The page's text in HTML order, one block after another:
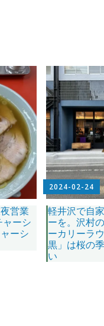
営業
ーシ
ーシ
2024-02-24
軽井沢で自
ーを。沢村
ーカリーラ
黒」は桜の
い